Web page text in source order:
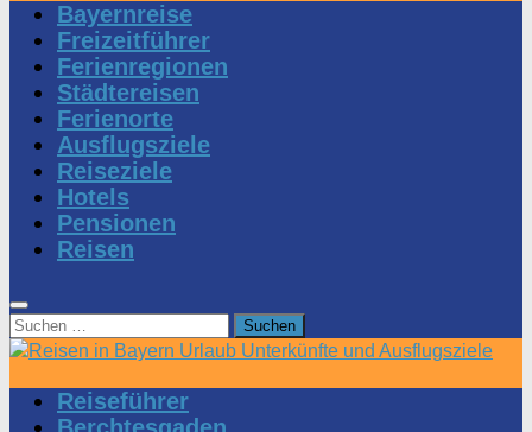
Bayernreise
Freizeitführer
Ferienregionen
Städtereisen
Ferienorte
Ausflugsziele
Reiseziele
Hotels
Pensionen
Reisen
Suchen
nach:
Reiseführer